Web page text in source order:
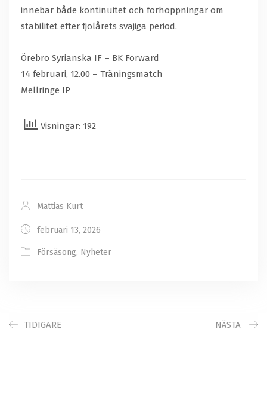
innebär både kontinuitet och förhoppningar om
stabilitet efter fjolårets svajiga period.
Örebro Syrianska IF – BK Forward
14 februari, 12.00 – Träningsmatch
Mellringe IP
Visningar: 192
Mattias Kurt
februari 13, 2026
Försäsong, Nyheter
TIDIGARE NÄSTA